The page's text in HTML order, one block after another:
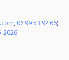
, 06 99 53 92 66)
2026